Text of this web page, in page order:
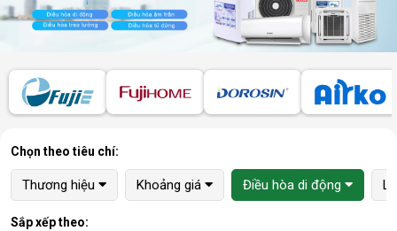
Chọn theo tiêu chí:
Thương hiệu Khoảng giá Điều hòa di động
Sắp xếp theo: